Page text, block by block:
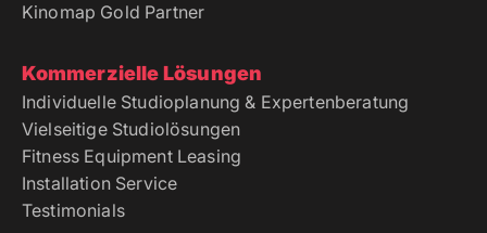
Kinomap Gold Partner
Kommerzielle Lösungen
Individuelle Studioplanung & Expertenberatung
Vielseitige Studiolösungen
Fitness Equipment Leasing
Installation Service
Testimonials